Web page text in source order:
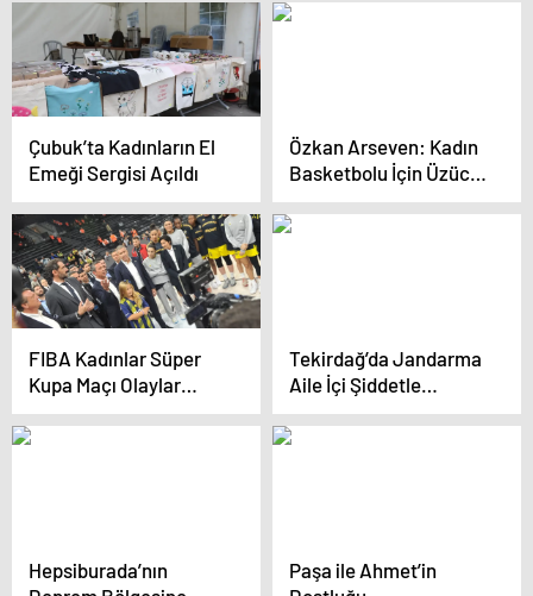
Değerlendirdi
Çubuk’ta Kadınların El
Emeği Sergisi Açıldı
Özkan Arseven: Kadın
Basketbolu İçin Üzücü
Olaylar
FIBA Kadınlar Süper
Kupa Maçı Olaylar
Nedeniyle Yarına
Ertelendi
Tekirdağ’da Jandarma
Aile İçi Şiddetle
Mücadelede KADES’i
Tanıtıyor
Hepsiburada’nın
Paşa ile Ahmet’in